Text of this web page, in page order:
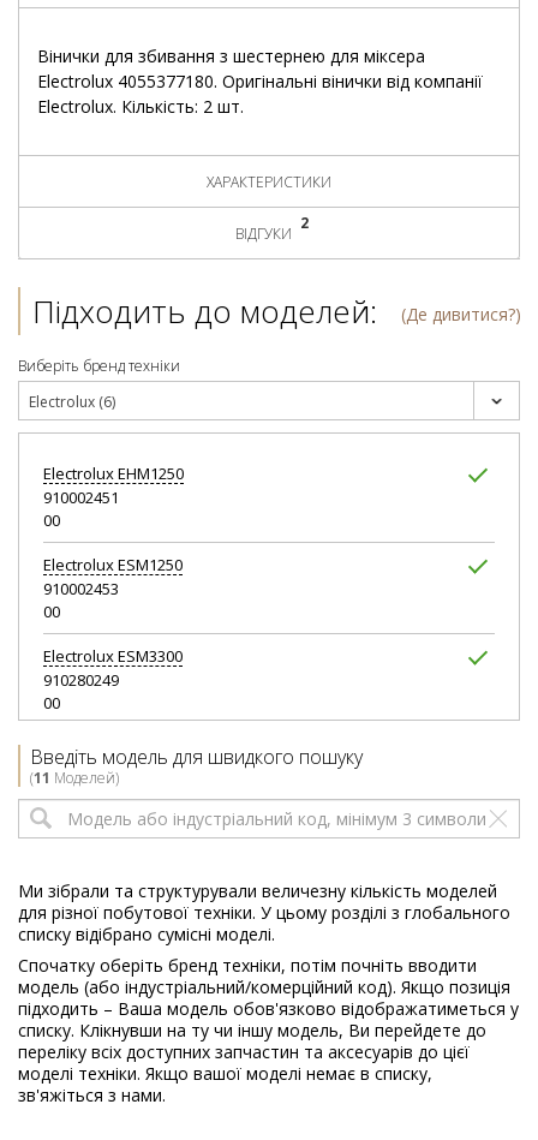
Вінички для збивання з шестернею для міксера
Electrolux 4055377180. Оригінальні вінички від компанії
Electrolux. Кількість: 2 шт.
ХАРАКТЕРИСТИКИ
ВІДГУКИ
2
Підходить до моделей: (Де дивитися?)
Виберіть бренд техніки
Electrolux (6)
ElectroluxEHM1250
910002451
00
ElectroluxESM1250
910002453
00
ElectroluxESM3300
910280249
00
Electrolux
910013276
ElectroluxESM3300AR
00
ElectroluxESM3310
00
Введіть модель для швидкого пошуку
(11 Моделей)
Ми зібрали та структурували величезну кількість моделей
для різної побутової техніки. У цьому розділі з глобального
списку відібрано сумісні моделі.
Спочатку оберіть бренд техніки, потім почніть вводити
модель (або індустріальний/комерційний код). Якщо позиція
підходить – Ваша модель обов'язково відображатиметься у
списку. Клікнувши на ту чи іншу модель, Ви перейдете до
переліку всіх доступних запчастин та аксесуарів до цієї
моделі техніки. Якщо вашої моделі немає в списку,
зв'яжіться з нами.